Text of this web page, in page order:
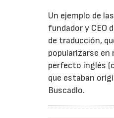
Un ejemplo de
fundador y CEO
de traducción,
popularizarse
perfecto inglés
que estaban
Buscadlo.